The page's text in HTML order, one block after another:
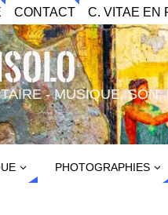
CONTACT C. VITAE EN
- MUSIQUE,
PHOTOGRAPHIES